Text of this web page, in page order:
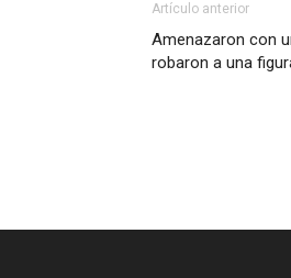
Artículo anterior
Amenazaron con
robaron a una